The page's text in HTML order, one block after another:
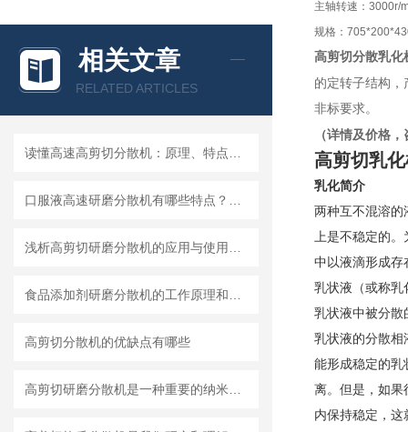
相关文章
RELATED ARTICLES
高剪切分散机的优缺点有哪些
主轴转速：3000r/
规格：
高剪切分散乳化
的定转子结构
非标要求。
（详情及价格
高剪切乳
乳化简介
两种互不混溶的
上是不稳定的
中以液滴形成存
乳状液（或称乳
乳状液中被分散
乳状液的分散相
能形成稳定的乳
离。但是，如果
内保持稳定，